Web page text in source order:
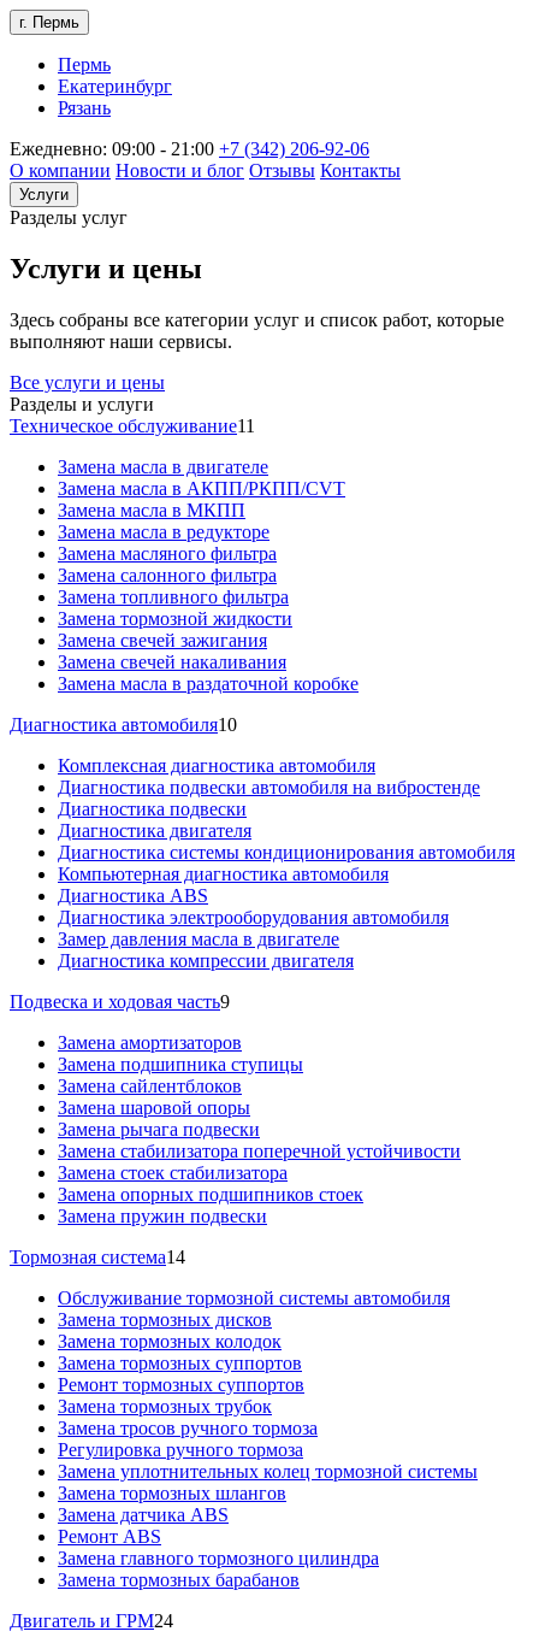
г. Пермь
Пермь
Екатеринбург
Рязань
Ежедневно: 09:00 - 21:00 +7 (342) 206-92-06
О компании Новости и блог Отзывы Контакты
Услуги
Разделы услуг
Услуги и цены
Здесь собраны все категории услуг и список работ, которые
выполняют наши сервисы.
Все услуги и цены
Разделы и услуги
Техническое обслуживание11
Замена масла в двигателе
Замена масла в АКПП/РКПП/CVT
Замена масла в МКПП
Замена масла в редукторе
Замена масляного фильтра
Замена салонного фильтра
Замена топливного фильтра
Замена тормозной жидкости
Замена свечей зажигания
Замена свечей накаливания
Замена масла в раздаточной коробке
Диагностика автомобиля10
Комплексная диагностика автомобиля
Диагностика подвески автомобиля на вибростенде
Диагностика подвески
Диагностика двигателя
Диагностика системы кондиционирования автомобиля
Компьютерная диагностика автомобиля
Диагностика ABS
Диагностика электрооборудования автомобиля
Замер давления масла в двигателе
Диагностика компрессии двигателя
Подвеска и ходовая часть9
Замена амортизаторов
Замена подшипника ступицы
Замена сайлентблоков
Замена шаровой опоры
Замена рычага подвески
Замена стабилизатора поперечной устойчивости
Замена стоек стабилизатора
Замена опорных подшипников стоек
Замена пружин подвески
Тормозная система14
Обслуживание тормозной системы автомобиля
Замена тормозных дисков
Замена тормозных колодок
Замена тормозных суппортов
Ремонт тормозных суппортов
Замена тормозных трубок
Замена тросов ручного тормоза
Регулировка ручного тормоза
Замена уплотнительных колец тормозной системы
Замена тормозных шлангов
Замена датчика ABS
Ремонт ABS
Замена главного тормозного цилиндра
Замена тормозных барабанов
Двигатель и ГРМ24